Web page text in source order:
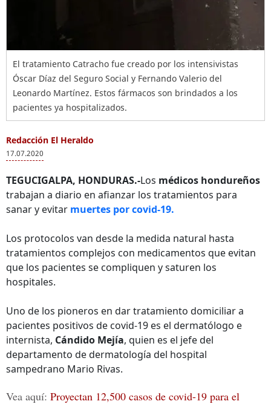
El tratamiento Catracho fue creado por los intensivistas
Óscar Díaz del Seguro Social y Fernando Valerio del
Leonardo Martínez. Estos fármacos son brindados a los
pacientes ya hospitalizados.
Redacción El Heraldo
17.07.2020
TEGUCIGALPA, HONDURAS.-Los médicos hondureños
trabajan a diario en afianzar los tratamientos para
sanar y evitar muertes por covid-19.
Los protocolos van desde la medida natural hasta
tratamientos complejos con medicamentos que evitan
que los pacientes se compliquen y saturen los
hospitales.
Uno de los pioneros en dar tratamiento domiciliar a
pacientes positivos de covid-19 es el dermatólogo e
internista, Cándido Mejía, quien es el jefe del
departamento de dermatología del hospital
sampedrano Mario Rivas.
Vea aquí: Proyectan 12,500 casos de covid-19 para el